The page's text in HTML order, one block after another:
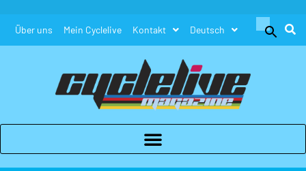
Über uns Mein Cyclelive Kontakt Deutsch
Search
Search Button